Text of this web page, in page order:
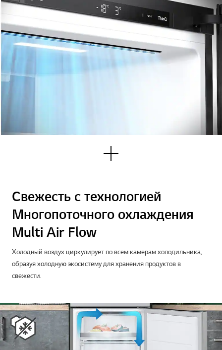
Узна
ть
Свежесть с технологией
Многопоточного охлаждения
Multi Air Flow
Холодный воздух циркулирует по всем камерам холодильника,
образуя холодную экосистему для хранения продуктов в
свежести.